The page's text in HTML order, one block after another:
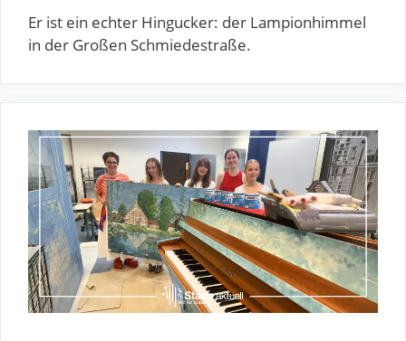
Er ist ein echter Hingucker: der Lampionhimmel
in der Großen Schmiedestraße.